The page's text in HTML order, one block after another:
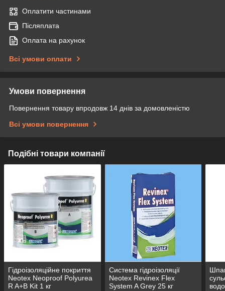
Оплатити частинами
Післяплата
Оплата на рахунок
Всі умови оплати
Умови повернення
Повернення товару впродовж 14 днів за домовленістю
Всі умови повернення
Подібні товари компанії
Гідроізоляційне покриття
Neotex Neoproof Polyurea
R A+B Kit 1 кг
Система гідроізоляції
Neotex Revinex Flex
System A Grey 25 кг